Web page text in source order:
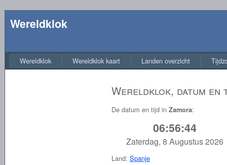
Wereldklok
Wereldklok Wereldklok kaart Landen overzicht
Wereldklok, datum en
De datum en tijd in Zamora:
06:56:44
Zaterdag, 8 Augustus 2026
Land: Spanje